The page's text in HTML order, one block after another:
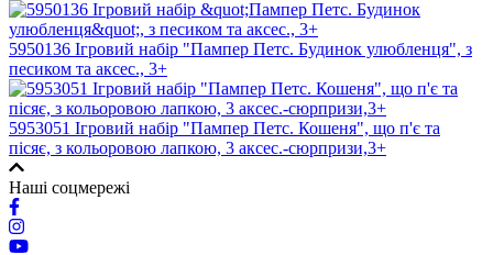
5950136 Ігровий набір "Пампер Петс. Будинок улюбленця", з
песиком та аксес., 3+
5953051 Ігровий набір "Пампер Петс. Кошеня", що п'є та
пісяє, з кольоровою лапкою, 3 аксес.-сюрпризи,3+
Наші соцмережі